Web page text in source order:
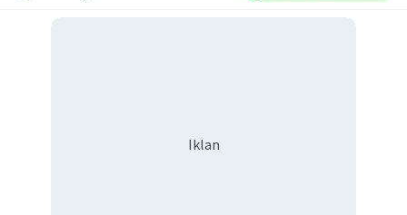
Iklan